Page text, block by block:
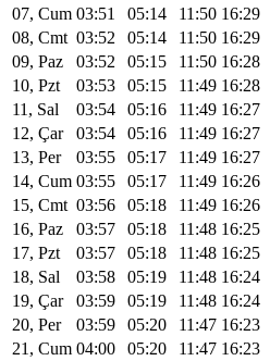
07, Cum 03:51 05:14 11:50 16:29
08, Cmt 03:52 05:14 11:50 16:29
09, Paz
03:52 05:15 11:50 16:28
10, Pzt
03:53 05:15 11:49 16:28
11, Sal
03:54 05:16 11:49 16:27
12, Çar
03:54 05:16 11:49 16:27
13, Per
03:55 05:17 11:49 16:27
14, Cum 03:55 05:17 11:49 16:26
15, Cmt 03:56 05:18 11:49 16:26
16, Paz
03:57 05:18 11:48 16:25
17, Pzt
03:57 05:18 11:48 16:25
18, Sal
03:58 05:19 11:48 16:24
19, Çar
03:59 05:19 11:48 16:24
20, Per
03:59 05:20 11:47 16:23
21, Cum 04:00 05:20 11:47 16:23